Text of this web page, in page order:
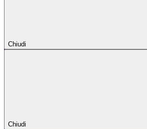
Chiudi
Chiudi